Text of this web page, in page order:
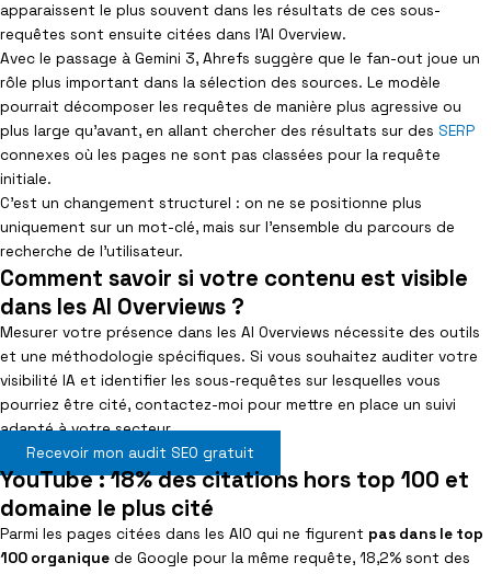
apparaissent le plus souvent dans les résultats de ces sous-
requêtes sont ensuite citées dans l’AI Overview.
Avec le passage à Gemini 3, Ahrefs suggère que le fan-out joue un
rôle plus important dans la sélection des sources. Le modèle
pourrait décomposer les requêtes de manière plus agressive ou
plus large qu’avant, en allant chercher des résultats sur des SERP
connexes où les pages ne sont pas classées pour la requête
initiale.
C’est un changement structurel : on ne se positionne plus
uniquement sur un mot-clé, mais sur l’ensemble du parcours de
recherche de l’utilisateur.
Comment savoir si votre contenu est visible
dans les AI Overviews ?
Mesurer votre présence dans les AI Overviews nécessite des outils
et une méthodologie spécifiques. Si vous souhaitez auditer votre
visibilité IA et identifier les sous-requêtes sur lesquelles vous
pourriez être cité, contactez-moi pour mettre en place un suivi
adapté à votre secteur.
Recevoir mon audit SEO gratuit
YouTube : 18% des citations hors top 100 et
domaine le plus cité
Parmi les pages citées dans les AIO qui ne figurent pas dans le top
100 organique de Google pour la même requête, 18,2% sont des